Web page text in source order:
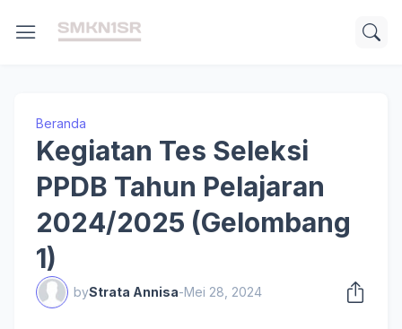
Beranda
Kegiatan Tes Seleksi
PPDB Tahun Pelajaran
2024/2025 (Gelombang
1)
byStrata Annisa-Mei 28, 2024